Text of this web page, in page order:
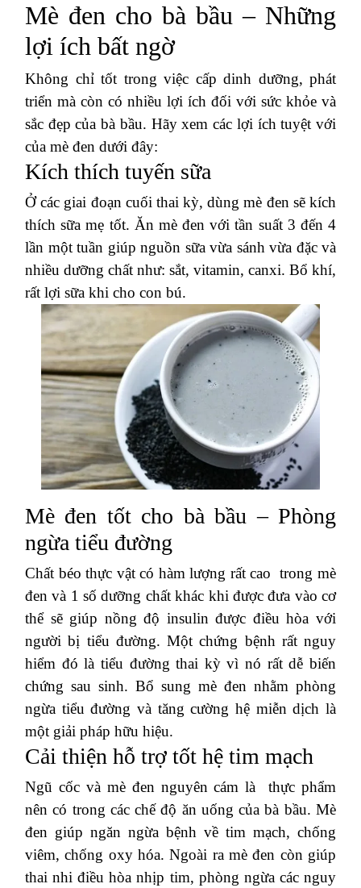
Mè đen cho bà bầu – Những
lợi ích bất ngờ
Không chỉ tốt trong việc cấp dinh dưỡng, phát
triển mà còn có nhiều lợi ích đối với sức khỏe và
sắc đẹp của bà bầu. Hãy xem các lợi ích tuyệt với
của mè đen dưới đây:
Kích thích tuyến sữa
Ở các giai đoạn cuối thai kỳ, dùng mè đen sẽ kích
thích sữa mẹ tốt. Ăn mè đen với tần suất 3 đến 4
lần một tuần giúp nguồn sữa vừa sánh vừa đặc và
nhiều dưỡng chất như: sắt, vitamin, canxi. Bổ khí,
rất lợi sữa khi cho con bú.
Mè đen tốt cho bà bầu – Phòng
ngừa tiểu đường
Chất béo thực vật có hàm lượng rất cao trong mè
đen và 1 số dưỡng chất khác khi được đưa vào cơ
thể sẽ giúp nồng độ insulin được điều hòa với
người bị tiểu đường. Một chứng bệnh rất nguy
hiểm đó là tiểu đường thai kỳ vì nó rất dễ biến
chứng sau sinh. Bổ sung mè đen nhằm phòng
ngừa tiểu đường và tăng cường hệ miễn dịch là
một giải pháp hữu hiệu.
Cải thiện hỗ trợ tốt hệ tim mạch
Ngũ cốc và mè đen nguyên cám là thực phẩm
nên có trong các chế độ ăn uống của bà bầu. Mè
đen giúp ngăn ngừa bệnh về tim mạch, chống
viêm, chống oxy hóa. Ngoài ra mè đen còn giúp
thai nhi điều hòa nhịp tim, phòng ngừa các nguy